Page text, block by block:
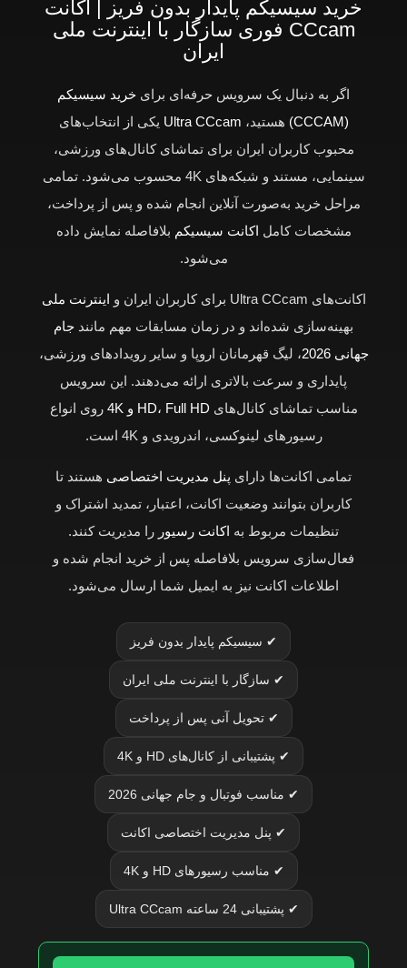
خرید سیسیکم پایدار بدون فریز | اکانت
CCcam فوری سازگار با اینترنت ملی
ایران
اگر به دنبال یک سرویس حرفه‌ای برای خرید سیسیکم
(CCCAM)
هستید، Ultra CCcam یکی از انتخاب‌های
محبوب کاربران ایران برای تماشای کانال‌های ورزشی،
سینمایی، مستند و شبکه‌های 4K محسوب می‌شود. تمامی
مراحل خرید به‌صورت آنلاین انجام شده و پس از پرداخت،
مشخصات کامل اکانت سیسیکم بلافاصله نمایش داده
می‌شود.
اکانت‌های Ultra CCcam برای کاربران ایران و
اینترنت ملی
بهینه‌سازی شده‌اند و در زمان مسابقات مهم مانند جام
جهانی 2026
، لیگ قهرمانان اروپا و سایر رویدادهای ورزشی،
پایداری و سرعت بالاتری ارائه می‌دهند. این سرویس
مناسب تماشای کانال‌های HD، Full HD و 4K
روی انواع
رسیورهای لینوکسی، اندرویدی و 4K است.
تمامی اکانت‌ها دارای پنل مدیریت اختصاصی هستند تا
کاربران بتوانند وضعیت اکانت، اعتبار، تمدید اشتراک و
تنظیمات مربوط به اکانت رسیور را مدیریت کنند.
فعال‌سازی سرویس بلافاصله پس از خرید انجام شده و
اطلاعات اکانت نیز به ایمیل شما ارسال می‌شود.
✔ سیسیکم پایدار بدون فریز
✔ سازگار با اینترنت ملی ایران
✔ تحویل آنی پس از پرداخت
✔ پشتیبانی از کانال‌های HD و 4K
✔ مناسب فوتبال و جام جهانی 2026
✔ پنل مدیریت اختصاصی اکانت
✔ مناسب رسیورهای HD و 4K
✔ پشتیبانی 24 ساعته Ultra CCcam